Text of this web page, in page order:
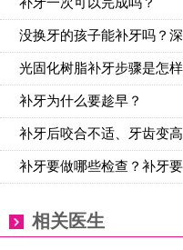
没换牙的孩子能补牙吗？
光固化树脂补牙步骤是怎
补牙为什么要趁早？
补牙后咬合不适、牙齿变
补牙要做哪些检查？补牙
相关医生